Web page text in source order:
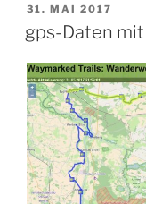
VERÖFFENTLICHT
31. MAI 2017
gps-Daten